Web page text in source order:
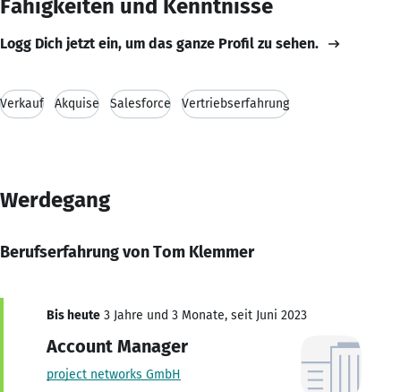
Fähigkeiten und Kenntnisse
Logg Dich jetzt ein, um das ganze Profil zu sehen.
Verkauf Akquise Salesforce Vertriebserfahrung
Werdegang
Berufserfahrung von Tom Klemmer
Bis heute 3 Jahre und 3 Monate, seit Juni 2023
Account Manager
project networks GmbH